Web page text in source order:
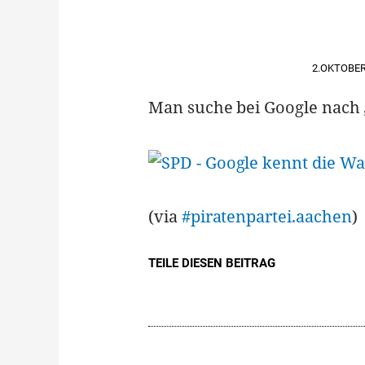
Man suche bei Google nach
(via#piratenpartei.aachen)
TEILE DIESEN BEITRAG